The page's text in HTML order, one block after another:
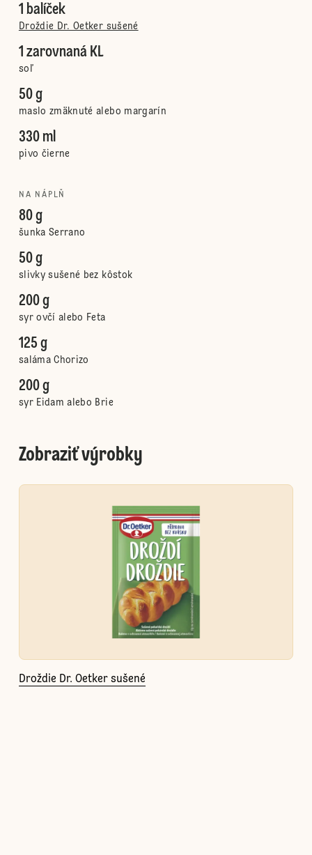
1 balíček
Droždie Dr. Oetker sušené
1 zarovnaná KL
soľ
50 g
maslo zmäknuté alebo margarín
330 ml
pivo čierne
NA NÁPLŇ
80 g
šunka Serrano
50 g
slivky sušené bez kôstok
200 g
syr ovčí alebo Feta
125 g
saláma Chorizo
200 g
syr Eidam alebo Brie
Zobraziť výrobky
Droždie Dr. Oetker sušené